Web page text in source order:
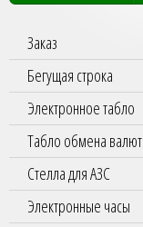
Заказ
Бегущая строка
Электронное табло
Табло обмена валют
Стелла для АЗС
Электронные часы